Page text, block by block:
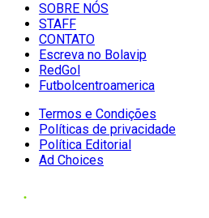
SOBRE NÓS
STAFF
CONTATO
Escreva no Bolavip
RedGol
Futbolcentroamerica
Termos e Condições
Políticas de privacidade
Política Editorial
Ad Choices